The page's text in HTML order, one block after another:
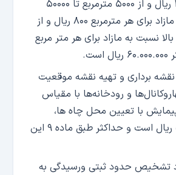
هـر متـرمربـع ۱۵۰۰ ریال و از ۵۰۰۰ مترمربع تا ۵۰۰۰۰
مترمربع نسبت به مازاد برای هر مترمربع ۸۰۰ ریال و از
به بالا نسبت به مازاد برای هر متر مربع
نقشه برداری و تهیه نقشه موقعیت
و رودخانه‌ها با مقیاس
پیمایش با تعیین محل چاه ها،
حداقل ۵.۰۰۰.۰۰۰ ریال است و حداکثر طبق ماده ۹ این
تشخیص حدود ثبتی ورسیدگی به